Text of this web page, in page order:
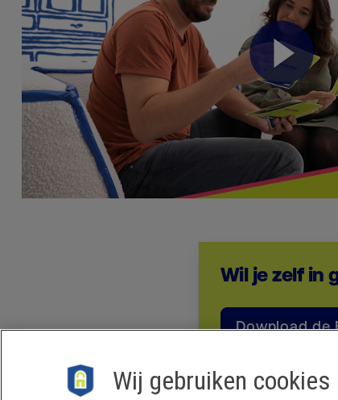
Wil je zelf in
Download de
Wij gebruiken